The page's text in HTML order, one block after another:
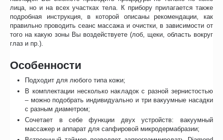
лица, но и на всех участках тела. К прибору прилагается также
подробная инструкция, в которой описаны рекомендации, как
правильно проводить сеанс массажа и очистки, в зависимости от
того на какую зоны Вы воздействуете (лоб, щеки, область вокруг
глаз и пр.).
Особенности
Подходит для любого типа кожи;
В комплектации несколько накладок с разной зернистостью
– можно подобрать индивидуально и три вакуумные насадки
с разным диаметром;
Сочетает в себе функции двух устройств: вакуумный
массажер и аппарат для сапфировой микродермабразии;